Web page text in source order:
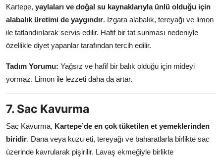
Kartepe, yaylaları ve doğal su kaynaklarıyla ünlü olduğu için
alabalık üretimi de yaygındır. Izgara alabalık, tereyağı ve limon
ile tatlandırılarak servis edilir. Hafif bir tat sunması nedeniyle
özellikle diyet yapanlar tarafından tercih edilir.
Tadım Yorumu: Yağsız ve hafif bir balık olduğu için mideyi
yormaz. Limon ile lezzeti daha da artar.
7. Sac Kavurma
Sac Kavurma, Kartepe’de en çok tüketilen et yemeklerinden
biridir. Dana veya kuzu eti, tereyağı ve baharatlarla birlikte sac
üzerinde kavrularak pişirilir. Lavaş ekmeğiyle birlikte